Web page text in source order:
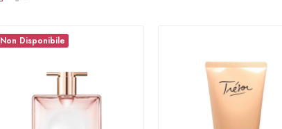
Non Disponibile